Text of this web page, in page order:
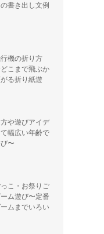
書き出し文例
行機の折り方
どこまで飛ぶか
る折り紙遊
や遊びアイデ
幅広い年齢で
〜
こ・お祭りご
ム遊び〜定番
ムまでいろい